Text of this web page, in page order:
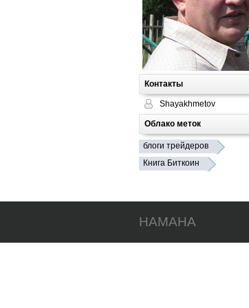
Контакты
Shayakhmetov
Облако меток
блоги трейдеров
Книга Биткоин
HAMAHA